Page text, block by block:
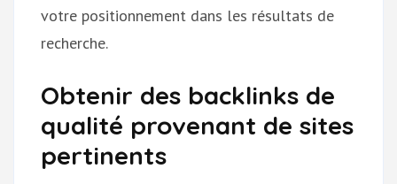
votre positionnement dans les résultats de
recherche.
Obtenir des backlinks de
qualité provenant de sites
pertinents